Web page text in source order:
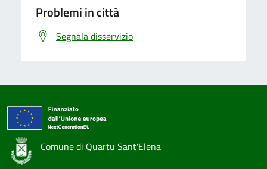
Problemi in città
Segnala disservizio
Comune di Quartu Sant'Elena